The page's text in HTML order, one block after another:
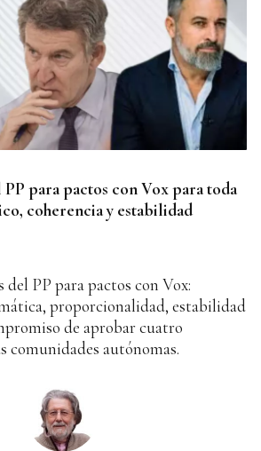
PP para pactos con Vox para toda
coherencia y estabilidad
del PP para pactos con Vox:
proporcionalidad, estabilidad
de aprobar cuatro
comunidades autónomas.